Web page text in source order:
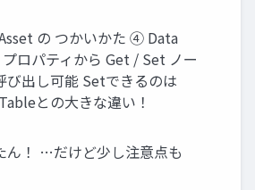
の つかいかた ④ Data
ロパティから Get / Set ノー
び出し可能 Setできるのは
との大きな違い！
ん！ …だけど少し注意点も